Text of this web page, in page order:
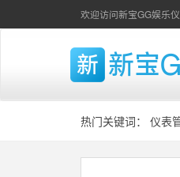
欢迎访问新宝GG娱乐
热门关键词： 仪表